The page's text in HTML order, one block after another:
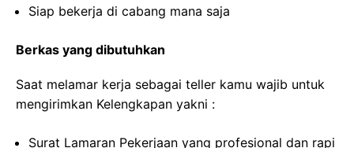
Siap bekerja di cabang mana saja
Berkas yang dibutuhkan
Saat melamar kerja sebagai teller kamu wajib untuk
mengirimkan Kelengkapan yakni :
Surat Lamaran Pekerjaan yang profesional dan rapi